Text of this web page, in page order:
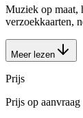
Muziek op maat,
verzoekkaarten,
Meer lezen
Prijs
Prijs op aanvraag